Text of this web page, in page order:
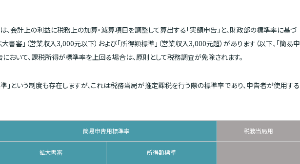
、会計上の利益に税務上の加算・減算項目を調整して算出する「実額申告」と、財政部の標準率に基づ
書審」（営業収入3,000元以下）および「所得額標準」（営業収入3,000元超）があります（以下、「簡易申
において、課税所得が標準率を上回る場合は、原則として税務調査が免除されます。
」という制度も存在しますが、これは税務当局が推定課税を行う際の標準率であり、申告者が使用する
簡易申告用標準率 税務当局用
拡大書審 所得額標準